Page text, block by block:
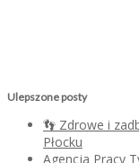
Ulepszone posty
👣 Zdrowe i
Płocku
Agencja Pracy